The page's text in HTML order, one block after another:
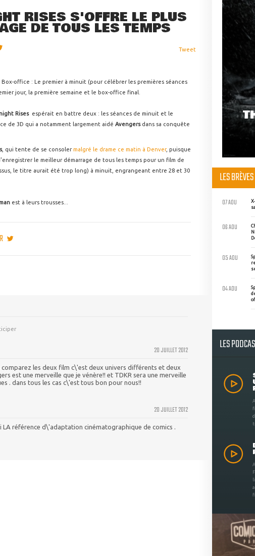
RISES S'OFFRE LE PLUS
DE TOUS LES TEMPS
Tweet
office : Le premier à minuit (pour célébrer les premières séances
jour, la première semaine et le box-office final.
Rises espérait en battre deux : les séances de minuit et le
de 3D qui a notamment largement aidé Avengersdans sa conquête
, qui tente de se consolermalgré le drame ce matin à Denver, puisque
le meilleur démarrage de tous les temps pour un film de
le titre aurait été trop long) à minuit, engrangeant entre 28 et 30
est à leurs trousses...
20 JUILLET 2012
comparez les deux film c\'est deux univers différents et deux
est une merveille que je vénère!! et TDKR sera une merveille
. dans tous les cas c\'est tous bon pour nous!!
20 JUILLET 2012
LA référence d\'adaptation cinématographique de comics .
LES BRÈVES
07 AOU
06 AOU
05 AOU
04 AOU
LES